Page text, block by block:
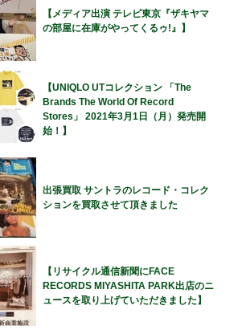
【メディア出演 テレビ東京『ザキヤマ
の部屋に在庫がやってくるゥ!』】
【UNIQLO UTコレクション 「The
Brands The World Of Record
Stores」 2021年3月1日（月）発売開
始！】
出張買取 サントラのレコード・コレク
ションを買取させて頂きました
【リサイクル通信新聞にFACE
RECORDS MIYASHITA PARK出店のニ
ュースを取り上げていただきました】